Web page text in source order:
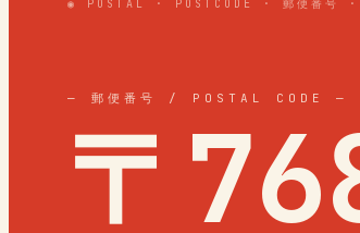
◉ POSTAL · POSTCODE · 郵便番号 ·
— 郵便番号 / POSTAL CODE —
〒